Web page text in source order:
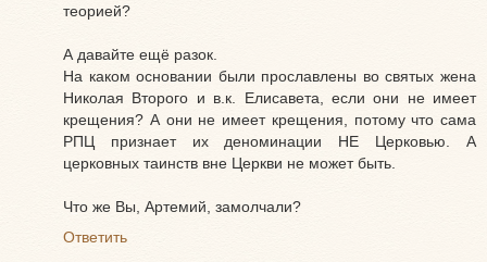
теорией?
А давайте ещё разок.
На каком основании были прославлены во святых жена
Николая Второго и в.к. Елисавета, если они не имеет
крещения? А они не имеет крещения, потому что сама
РПЦ признает их деноминации НЕ Церковью. А
церковных таинств вне Церкви не может быть.
Что же Вы, Артемий, замолчали?
Ответить